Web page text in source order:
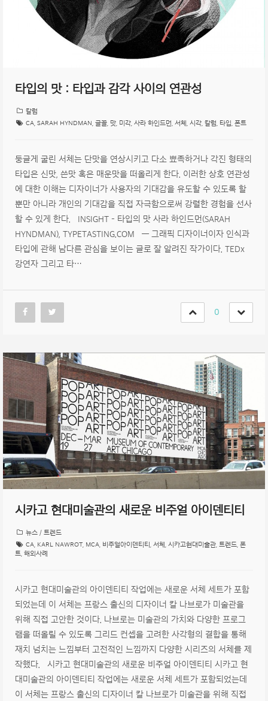
타입의 맛 : 타입과 감각 사이의 연관성
칼럼
CA SARAH HYNDMAN 글꼴 맛 미각 사라 하인드먼 서체 시각 칼럼 타입 폰트
둥글게 굴린 서체는 단맛을 연상시키고 다소 뾰족하거나 각진 형태의
타입은 신맛, 쓴맛 혹은 매운맛을 떠올리게 한다. 이러한 상호 연관성
에 대한 이해는 디자이너가 사용자의 기대감을 유도할 수 있도록 할
뿐만 아니라 개인의 기대감을 직접 자극함으로써 강렬한 경험을 선사
할 수 있게 한다. INSIGHT – 타입의 맛 사라 하인드먼(SARAH
HYNDMAN), TYPETASTING.COM — 그래픽 디자이너이자 인식과
타입에 관해 남다른 관심을 보이는 글로 잘 알려진 작가이다. TEDx
강연자 그리고 타…
0
시카고 현대미술관의 새로운 비주얼 아이덴티티
뉴스 / 트렌드
CA KARL NAWROT MCA 비주얼아이덴티티 서체 시카고현대미술관 트렌드 폰
트 해외사례
시카고 현대미술관의 아이덴티티 작업에는 새로운 서체 세트가 포함
되었는데 이 서체는 프랑스 출신의 디자이너 칼 나브로가 미술관을
위해 직접 고안한 것이다. 나브로는 미술관의 가치와 다양한 프로그
램을 떠올릴 수 있도록 그리드 컨셉을 고려한 사각형의 결합을 통해
재치 넘치는 느낌부터 고전적인 느낌까지 다양한 시리즈의 서체를 제
작했다. 시카고 현대미술관의 새로운 비주얼 아이덴티티 시카고 현
대미술관의 아이덴티티 작업에는 새로운 서체 세트가 포함되었는데
이 서체는 프랑스 출신의 디자이너 칼 나브로가 미술관을 위해 직접